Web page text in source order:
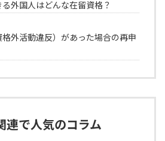
外国人はどんな在留資格？
外活動違反）があった場合の再申
連で人気のコラム